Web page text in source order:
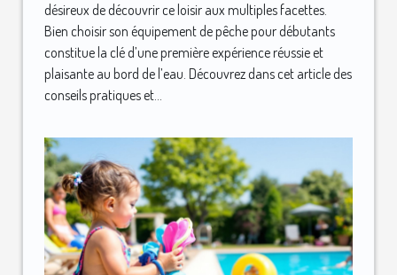
désireux de découvrir ce loisir aux multiples facettes.
Bien choisir son équipement de pêche pour débutants
constitue la clé d’une première expérience réussie et
plaisante au bord de l’eau. Découvrez dans cet article des
conseils pratiques et...